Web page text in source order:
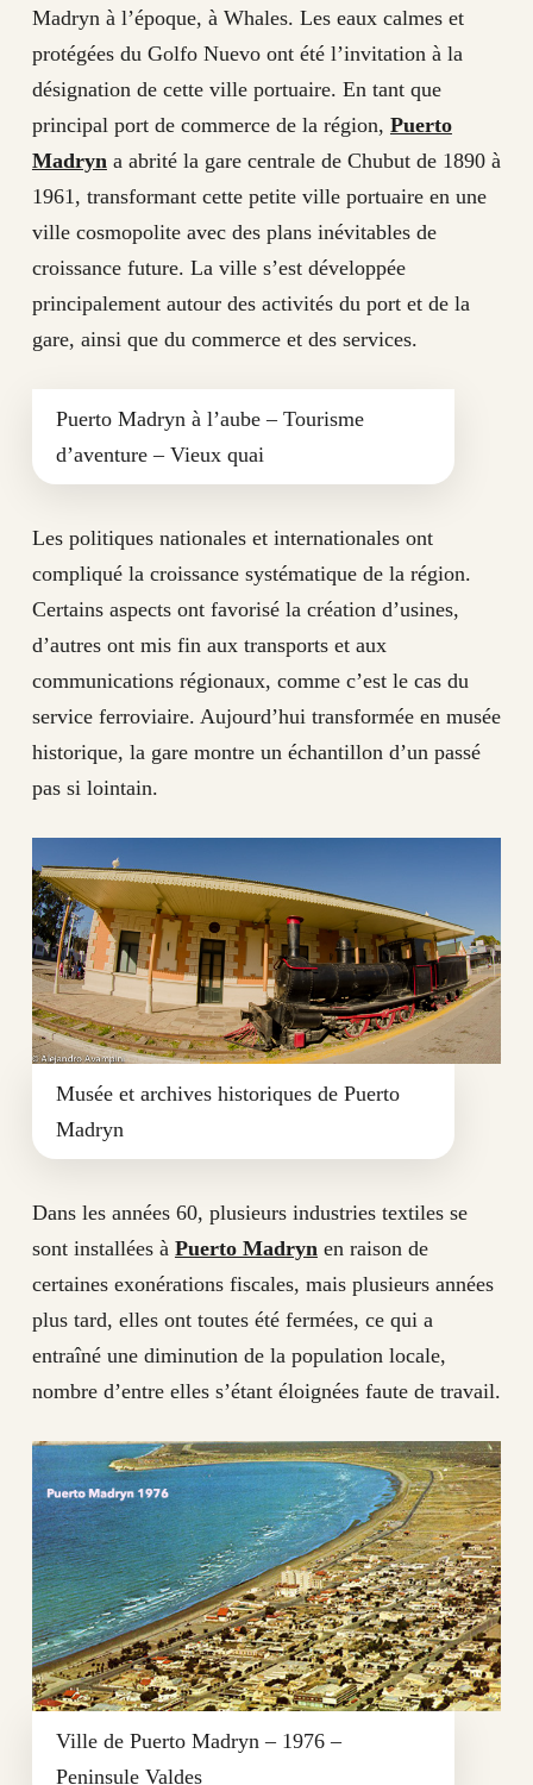
Madryn à l’époque, à Whales. Les eaux calmes et
protégées du Golfo Nuevo ont été l’invitation à la
désignation de cette ville portuaire. En tant que
principal port de commerce de la région, Puerto
Madryna abrité la gare centrale de Chubut de 1890 à
1961, transformant cette petite ville portuaire en une
ville cosmopolite avec des plans inévitables de
croissance future. La ville s’est développée
principalement autour des activités du port et de la
gare, ainsi que du commerce et des services.
Puerto Madryn à l’aube – Tourisme
d’aventure – Vieux quai
Les politiques nationales et internationales ont
compliqué la croissance systématique de la région.
Certains aspects ont favorisé la création d’usines,
d’autres ont mis fin aux transports et aux
communications régionaux, comme c’est le cas du
service ferroviaire. Aujourd’hui transformée en musée
historique, la gare montre un échantillon d’un passé
pas si lointain.
Musée et archives historiques de Puerto
Madryn
Dans les années 60, plusieurs industries textiles se
sont installées à Puerto Madrynen raison de
certaines exonérations fiscales, mais plusieurs années
plus tard, elles ont toutes été fermées, ce qui a
entraîné une diminution de la population locale,
nombre d’entre elles s’étant éloignées faute de travail.
Ville de Puerto Madryn – 1976 –
Peninsule Valdes